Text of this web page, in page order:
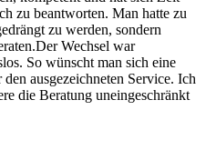
zu beantworten. Man hatte zu
zu werden, sondern
Wechsel war
So wünscht man sich eine
ausgezeichneten Service. Ich
die Beratung uneingeschränkt